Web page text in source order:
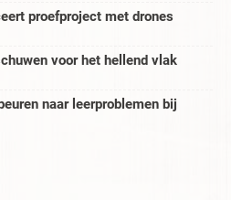
proefproject met drones
voor het hellend vlak
naar leerproblemen bij